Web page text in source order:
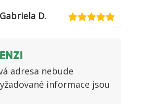
Gabriela D.
adresa nebude
informace jsou